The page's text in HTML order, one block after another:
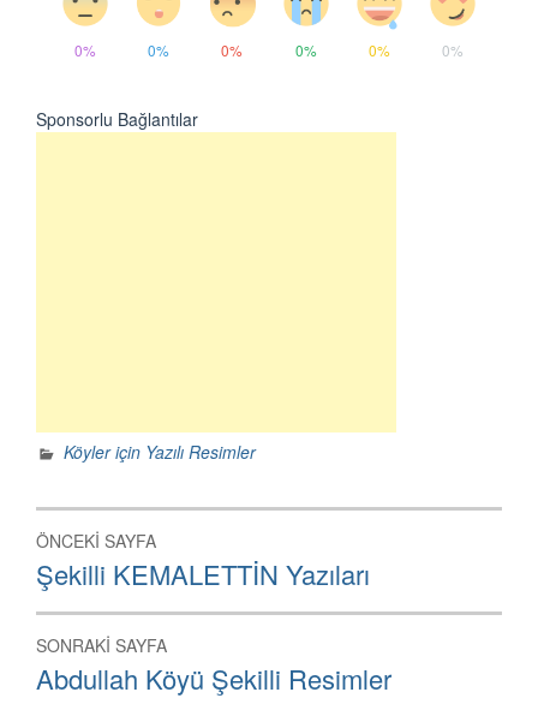
0% 0% 0% 0% 0% 0%
Sponsorlu Bağlantılar
Köyler için Yazılı Resimler
Yazı
dolaşımı
ÖNCEKI SAYFA
Önceki
Sayfa:
Şekilli KEMALETTİN Yazıları
SONRAKI SAYFA
Sonraki
Sayfa:
Abdullah Köyü Şekilli Resimler